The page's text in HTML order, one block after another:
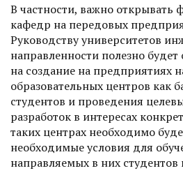
В частности, важно открывать
кафедр на передовых
Руководству университетов
направленности полезно
на создание на предприятиях
образовательных центров как
студентов и проведения
разработок в интересах
таких центрах необходимо
необходимые условия для
направляемых в них студентов